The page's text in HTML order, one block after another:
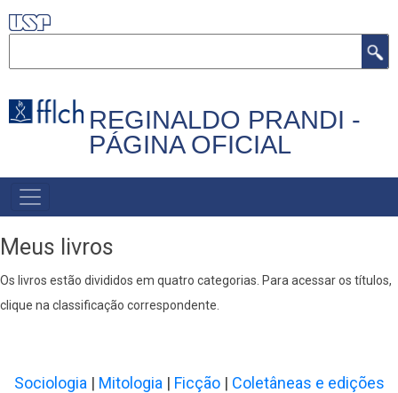
Pular
para
principal
REGINALDO PRANDI -
PÁGINA OFICIAL
/PRINCIPAL
Meus livros
Os livros estão divididos em quatro categorias. Para acessar os títulos,
clique na classificação correspondente.
Sociologia | Mitologia | Ficção | Coletâneas e edições